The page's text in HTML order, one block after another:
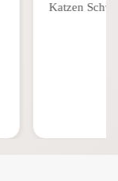
Katzen